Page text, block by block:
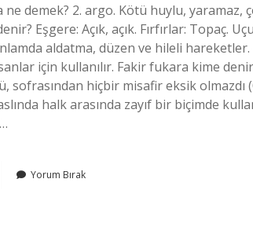
ne demek? 2. argo. Kötü huylu,
Eşgere: Açık, açık. Fırfırlar: Topaç.
aldatma, düzen ve hileli
için kullanılır. Fakir fukara kime
sofrasından hiçbir misafir eksik olmazdı
halk arasında zayıf bir biçimde
Yorum Bırak